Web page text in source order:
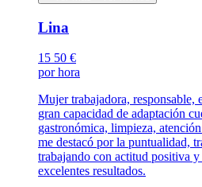
Lina
15 50 €
por hora
Mujer trabajadora, responsable,
gran capacidad de adaptación
gastronómica, limpieza,
me destacó por la puntualidad,
trabajando con actitud positiva
excelentes resultados.